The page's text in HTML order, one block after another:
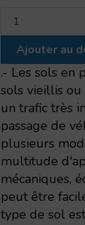
légère
trame
hexagonale
Ajouter au
.- Les sols en
sols vieillis ou
un trafic très
passage de
plusieurs
multitude
mécaniques,
peut être
type de sol